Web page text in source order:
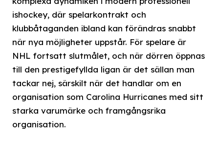
ishockey, där spelarkontrakt och
klubbåtaganden ibland kan förändras snabbt
när nya möjligheter uppstår. För spelare är
NHL fortsatt slutmålet, och när dörren öppnas
till den prestigefyllda ligan är det sällan man
tackar nej, särskilt när det handlar om en
organisation som Carolina Hurricanes med sitt
starka varumärke och framgångsrika
organisation.